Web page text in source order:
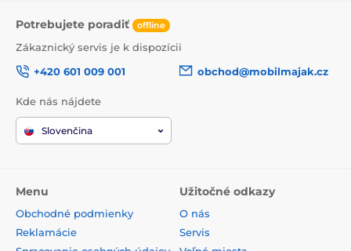
Potrebujete poradiť offline
Zákaznický servis je k dispozícii
+420 601 009 001
obchod@mobilmajak.cz
Kde nás nájdete
Slovenčina
Menu
Obchodné podmienky
Reklamácie
Užitočné odkazy
O nás
Servis